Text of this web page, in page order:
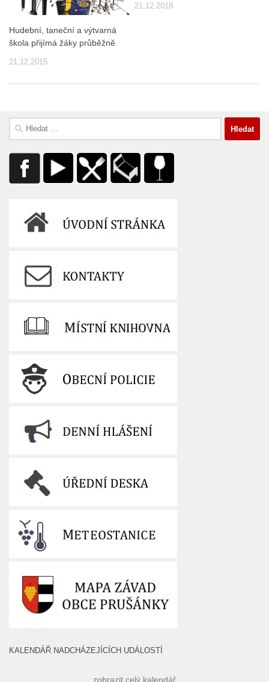
Hudební, taneční a výtvarná
škola přijímá žáky průběžně
21.12.2015
21.12.2018
Vyhledávání
KALENDÁŘ NADCHÁZEJÍCÍCH UDÁLOSTÍ
zobrazit celý kalendář